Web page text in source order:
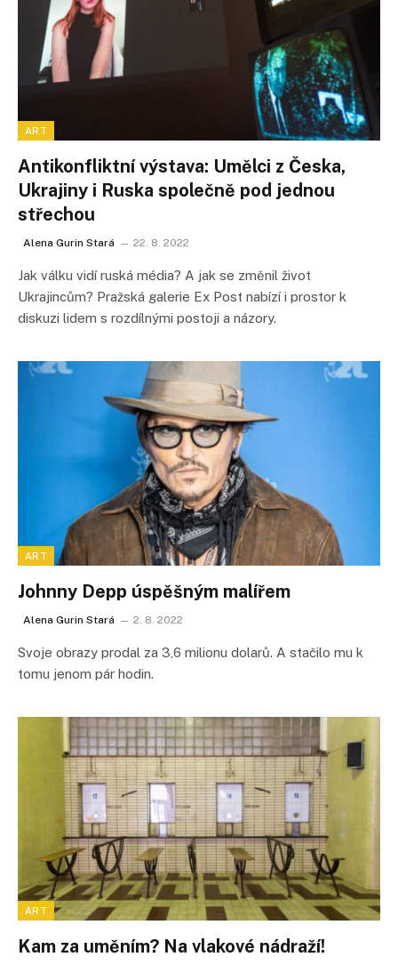
ART
Antikonfliktní výstava: Umělci z Česka,
Ukrajiny i Ruska společně pod jednou
střechou
Alena Gurin Stará 22. 8. 2022
Jak válku vidí ruská média? A jak se změnil život
Ukrajincům? Pražská galerie Ex Post nabízí i prostor k
diskuzi lidem s rozdílnými postoji a názory.
ART
Johnny Depp úspěšným malířem
Alena Gurin Stará 2. 8. 2022
Svoje obrazy prodal za 3,6 milionu dolarů. A stačilo mu k
tomu jenom pár hodin.
ART
Kam za uměním? Na vlakové nádraží!